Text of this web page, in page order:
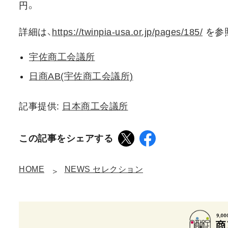
円。
詳細は、 https://twinpia-usa.or.jp/pages/185/ を参
宇佐商工会議所
日商AB(宇佐商工会議所)
記事提供: 日本商工会議所
この記事をシェアする
HOME NEWS セレクション